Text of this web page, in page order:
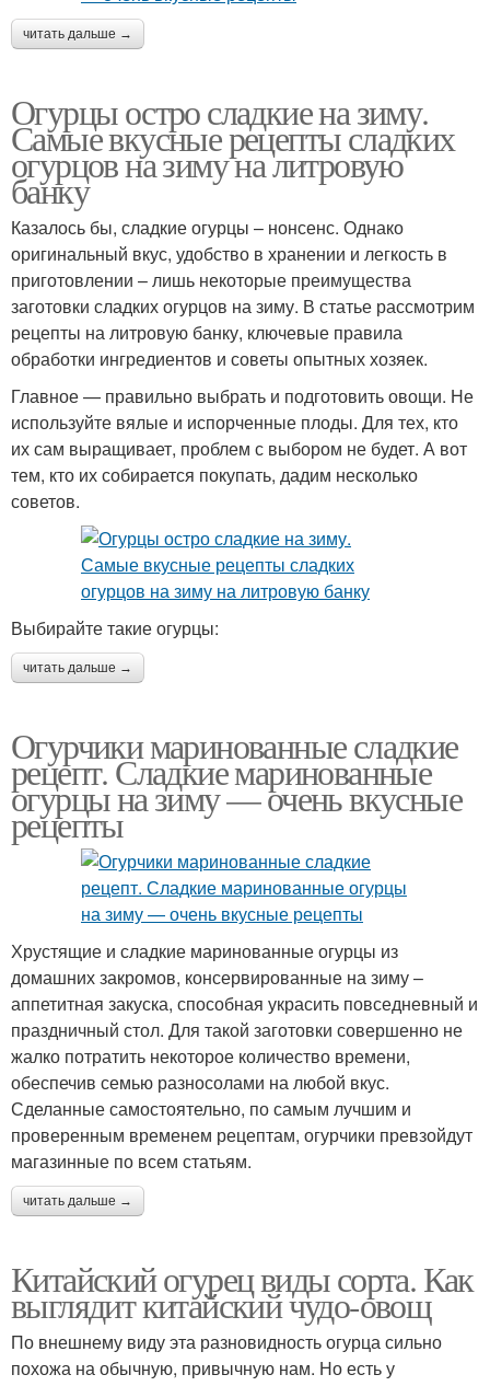
читать дальше →
Огурцы остро сладкие на зиму.
Самые вкусные рецепты сладких
огурцов на зиму на литровую
банку
Казалось бы, сладкие огурцы – нонсенс. Однако
оригинальный вкус, удобство в хранении и легкость в
приготовлении – лишь некоторые преимущества
заготовки сладких огурцов на зиму. В статье рассмотрим
рецепты на литровую банку, ключевые правила
обработки ингредиентов и советы опытных хозяек.
Главное — правильно выбрать и подготовить овощи. Не
используйте вялые и испорченные плоды. Для тех, кто
их сам выращивает, проблем с выбором не будет. А вот
тем, кто их собирается покупать, дадим несколько
советов.
Выбирайте такие огурцы:
читать дальше →
Огурчики маринованные сладкие
рецепт. Сладкие маринованные
огурцы на зиму — очень вкусные
рецепты
Хрустящие и сладкие маринованные огурцы из
домашних закромов, консервированные на зиму –
аппетитная закуска, способная украсить повседневный и
праздничный стол. Для такой заготовки совершенно не
жалко потратить некоторое количество времени,
обеспечив семью разносолами на любой вкус.
Сделанные самостоятельно, по самым лучшим и
проверенным временем рецептам, огурчики превзойдут
магазинные по всем статьям.
читать дальше →
Китайский огурец виды сорта. Как
выглядит китайский чудо-овощ
По внешнему виду эта разновидность огурца сильно
похожа на обычную, привычную нам. Но есть у